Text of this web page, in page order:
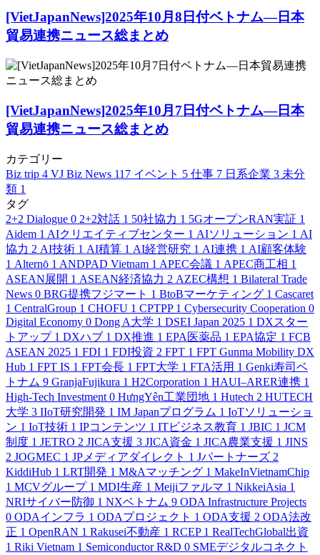
[VietJapanNews]2025年10月8日付ベトナム―日本
貿易連携ニュース総まとめ
[VietJapanNews]2025年10月7日付ベトナム―日本
貿易連携ニュース総まとめ
カテゴリー
Biz trip 4 VJ Biz News 117 イベント 5 仕事 7 日系企業 3 未分
類 1
タグ
2+2 Dialogue 0 2+2対話 1 50社協力 1 5GオープンRAN実証 1
Aidem 1 AIクリエイティブセンター 1 AIソリューション 1 AI
協力 2 AI技術 1 AI積算 1 AI経営研究 1 AI連携 1 AI顧客体験
1 Alternō 1 ANDPAD Vietnam 1 APEC会議 1 APEC商工相 1
ASEAN展開 1 ASEAN経済協力 2 AZEC構想 1 Bilateral Trade
News 0 BRG提携フジマート 1 BtoBマーケティング 1 Cascaret
1 CentralGroup 1 CHOFU 1 CPTPP 1 Cybersecurity Cooperation 0
Digital Economy 0 Dong A大学 1 DSEI Japan 2025 1 DXスター
トアップ 1 DXハブ 1 DX推進 1 EPA医薬品 1 EPA協定 1 FCB
ASEAN 2025 1 FDI 1 FDI投資 2 FPT 1 FPT Gunma Mobility DX
Hub 1 FPT IS 1 FPT会長 1 FPT大学 1 FTA活用 1 Genki寿司ベ
トナム 9 GranjaFujikura 1 H2Corporation 1 HAUI–ARER連携 1
High-Tech Investment 0 HưngYên工業団地 1 Hutech 2 HUTECH
大学 3 IIoT研究開発 1 IM Japanプログラム 1 IoTソリューショ
ン 1 IoT技術 1 IPコンテンツ 1 ITビジネス教育 1 JBIC 1 JCM
制度 1 JETRO 2 JICA支援 3 JICA資金 1 JICA農業支援 1 JINS
2 JOGMEC 1 JPメディアダイレクト 1 Jパートナーズ 2
KiddiHub 1 LRT開発 1 M&Aマッチング 1 MakeInVietnamChip
1 MCVグループ 1 MDI生産 1 Meijiファルマ 1 NikkeiAsia 1
NRIサイバー防御 1 NXベトナム 9 ODA Infrastructure Projects
0 ODAインフラ 1 ODAプロジェクト 1 ODA支援 2 ODA法改
正 1 OpenRAN 1 Rakusei不動産 1 RCEP 1 RealTechGlobal出資
1 Riki Vietnam 1 Semiconductor R&D 0 SMEデジタルコネクト